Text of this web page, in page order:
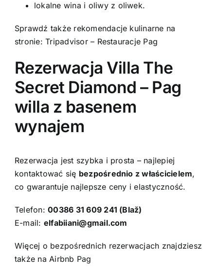
lokalne wina i oliwy z oliwek.
Sprawdź także rekomendacje kulinarne na
stronie:Tripadvisor – Restauracje Pag
Rezerwacja Villa The
Secret Diamond – Pag
willa z basenem
wynajem
Rezerwacja jest szybka i prosta – najlepiej
kontaktować się bezpośrednio z właścicielem,
co gwarantuje najlepsze ceny i elastyczność.
Telefon:00386 31 609 241 (Blaž)
E-mail: elfabiiani@gmail.com
Więcej o bezpośrednich rezerwacjach znajdziesz
także na Airbnb Pag